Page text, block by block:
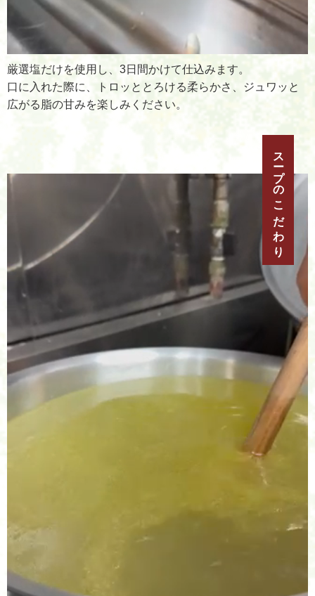
厳選塩だけを使用し、3日間かけて仕込みます。
口に入れた際に、トロッととろける柔らかさ、ジュワッと
広がる脂の甘みを楽しみください。
スープのこだわり